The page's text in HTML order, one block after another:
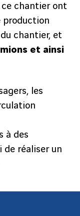
chantier ont
production
chantier, et
et ainsi
les
à des
de réaliser un